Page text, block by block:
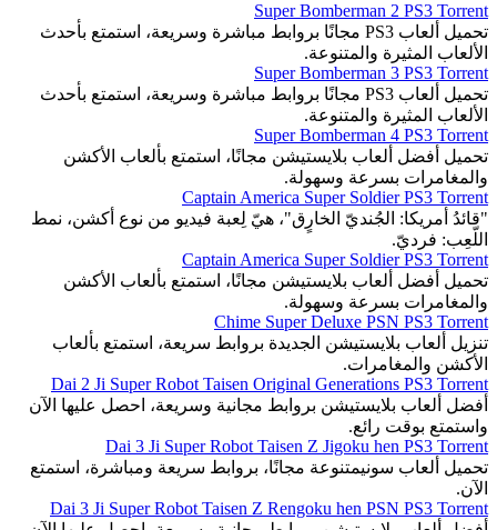
Super Bomberman 2 PS3 Torrent
تحميل ألعاب PS3 مجانًا بروابط مباشرة وسريعة، استمتع بأحدث
الألعاب المثيرة والمتنوعة.
Super Bomberman 3 PS3 Torrent
تحميل ألعاب PS3 مجانًا بروابط مباشرة وسريعة، استمتع بأحدث
الألعاب المثيرة والمتنوعة.
Super Bomberman 4 PS3 Torrent
تحميل أفضل ألعاب بلايستيشن مجانًا، استمتع بألعاب الأكشن
والمغامرات بسرعة وسهولة.
Captain America Super Soldier PS3 Torrent
"قائدُ أمريكا: الجُنديّ الخارٍق"، هيّ لِعبة فيديو من نوع أكشن، نمط
اللّعِب: فرديّ.
Captain America Super Soldier PS3 Torrent
تحميل أفضل ألعاب بلايستيشن مجانًا، استمتع بألعاب الأكشن
والمغامرات بسرعة وسهولة.
Chime Super Deluxe PSN PS3 Torrent
تنزيل ألعاب بلايستيشن الجديدة بروابط سريعة، استمتع بألعاب
الأكشن والمغامرات.
Dai 2 Ji Super Robot Taisen Original Generations PS3 Torrent
أفضل ألعاب بلايستيشن بروابط مجانية وسريعة، احصل عليها الآن
واستمتع بوقت رائع.
Dai 3 Ji Super Robot Taisen Z Jigoku hen PS3 Torrent
تحميل ألعاب سونيمتنوعة مجانًا، بروابط سريعة ومباشرة، استمتع
الآن.
Dai 3 Ji Super Robot Taisen Z Rengoku hen PSN PS3 Torrent